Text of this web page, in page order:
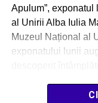
Apulum”,
al Unirii Alba Iulia
Muzeul Național al
exponatului lunii